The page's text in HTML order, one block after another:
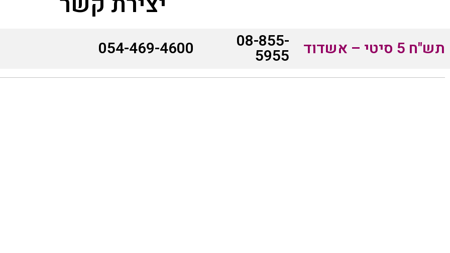
תש"ח 5 סיטי – אשדוד 08-855-
5955
054-469-4600